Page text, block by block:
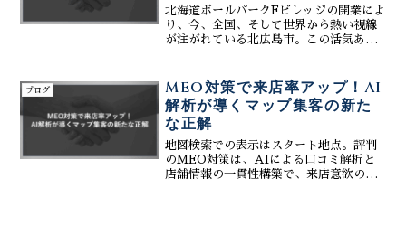
北海道ボールパークFビレッジの開業によ
り、今、全国、そして世界から熱い視線
が注がれている北広島市。この活気あふ
たなお客様を呼び込むための「ホームペ
ージ」は、もはやビジネ...
ブログ
MEO対策で来店率アップ！AI
解析が導くマップ集客の新た
な正解
地図検索での表示はスタート地点。評判
のMEO対策は、AIによる口コミ解析と
店舗情報の一貫性構築で、来店意欲の高